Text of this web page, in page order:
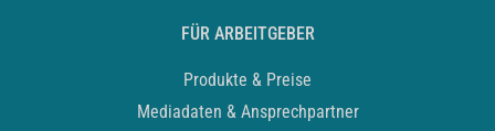
FÜR ARBEITGEBER
Produkte & Preise
Mediadaten & Ansprechpartner